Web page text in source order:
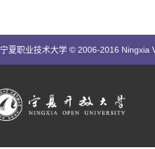
宁夏职业技术大学 © 2006-2016 Ningxia